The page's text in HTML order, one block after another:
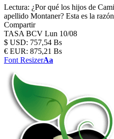
Lectura: ¿Por qué los hijos de
apellido Montaner? Esta es la razón
Compartir
TASA BCV Lun 10/08
$ USD: 757,54 Bs
€ EUR: 875,21 Bs
Font ResizerAa